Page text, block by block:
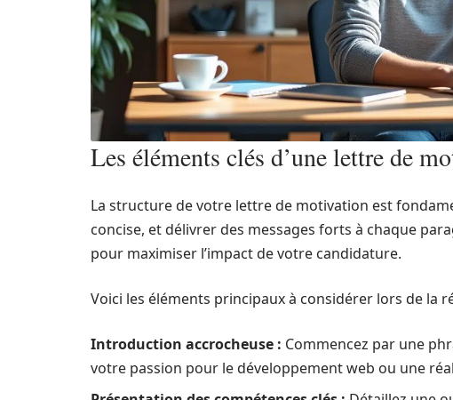
Les éléments clés d’une lettre de
La structure de votre lettre de motivation est
concise, et délivrer des messages forts à chaque
pour maximiser l’impact de votre candidature.
Voici les éléments principaux à considérer lors de la
Introduction accrocheuse : Commencez par une
votre passion pour le développement web ou une